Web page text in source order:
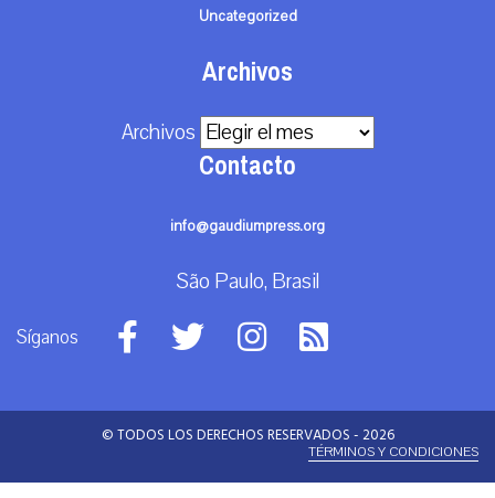
Uncategorized
Archivos
Archivos
Contacto
info@gaudiumpress.org
São Paulo, Brasil
Síganos
© TODOS LOS DERECHOS RESERVADOS - 2026
TÉRMINOS Y CONDICIONES